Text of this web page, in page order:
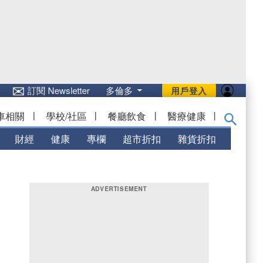
用戶登入
✉訂閱 Newsletter 多倫多
相關 | 學校/社區 | 餐廳飲食 | 醫療健康 |
財經 健康 專欄 超市折扣 雜貨折扣